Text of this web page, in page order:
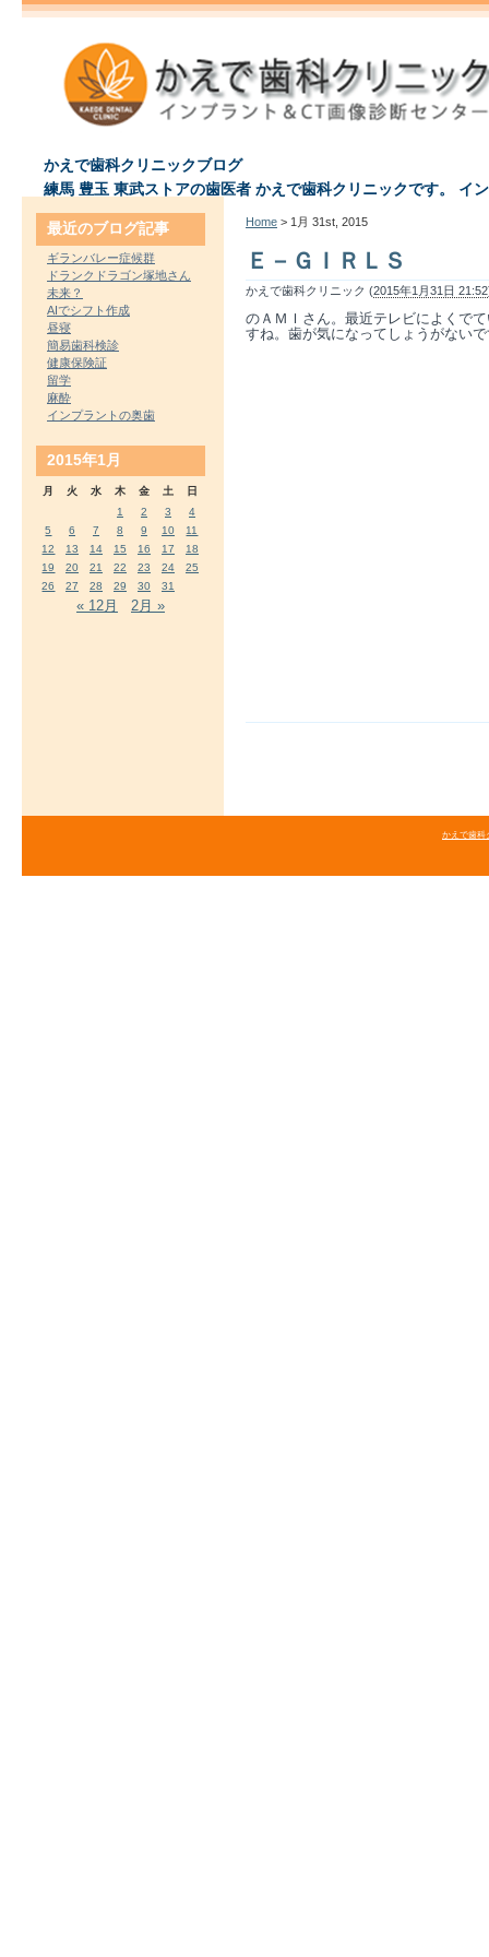
かえで歯科クリニックブログ
練馬 豊玉 東武ストアの歯医者 かえで歯科クリニックです。 イ
Home > 1月 31st, 2015
Ｅ－ＧＩＲＬＳ
かえで歯科クリニック (2015年1月31日 21:52
のＡＭＩさん。最近テレビによくで
すね。歯が気になってしょうがない
最近のブログ記事
ギランバレー症候群
ドランクドラゴン塚地さん
未来？
AIでシフト作成
昼寝
簡易歯科検診
健康保険証
留学
麻酔
インプラントの奥歯
2015年1月
月 火 水 木 金 土
日
1
2 3
4
5
6 7 8 9 10
11
12
13 14 15 16 17
18
19
20 21 22 23 24
25
26
27 28 29 30 31
« 12月 2月 »
かえで歯科